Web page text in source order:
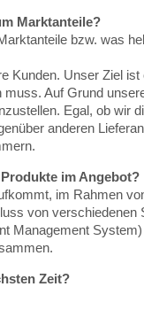
Marktanteile?
bzw. was
Kunden. Unser Ziel
Auf Grund
Egal, ob wir
anderen
im Angebot?
im Rahmen
von verschiedenen
Management
Zeit?